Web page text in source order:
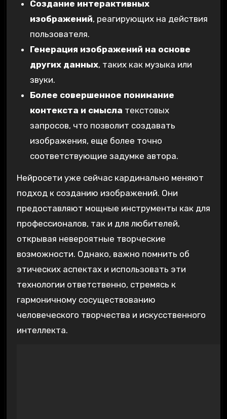
Создание интерактивных
изображений, реагирующих на действия
пользователя.
Генерация изображений на основе
других данных, таких как музыка или
звуки.
Более совершенное понимание
контекста и смысла текстовых
запросов, что позволит создавать
изображения, еще более точно
соответствующие задумке автора.
Нейросети уже сейчас кардинально меняют
подход к созданию изображений. Они
предоставляют мощные инструменты как для
профессионалов, так и для любителей,
открывая невероятные творческие
возможности. Однако, важно помнить об
этических аспектах и использовать эти
технологии ответственно, стремясь к
гармоничному сосуществованию
человеческого творчества и искусственного
интеллекта.